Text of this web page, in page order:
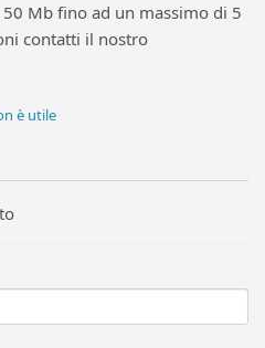
Mb fino ad un massimo di 5
contatti il nostro
è utile